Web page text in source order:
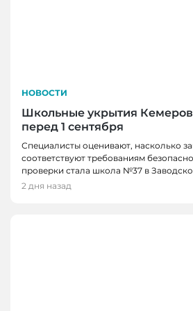
НОВОСТИ
Школьные укрытия
перед 1 сентября
Специалисты оценивают, насколько
соответствуют требованиям
проверки стала школа №37 в
2 дня назад